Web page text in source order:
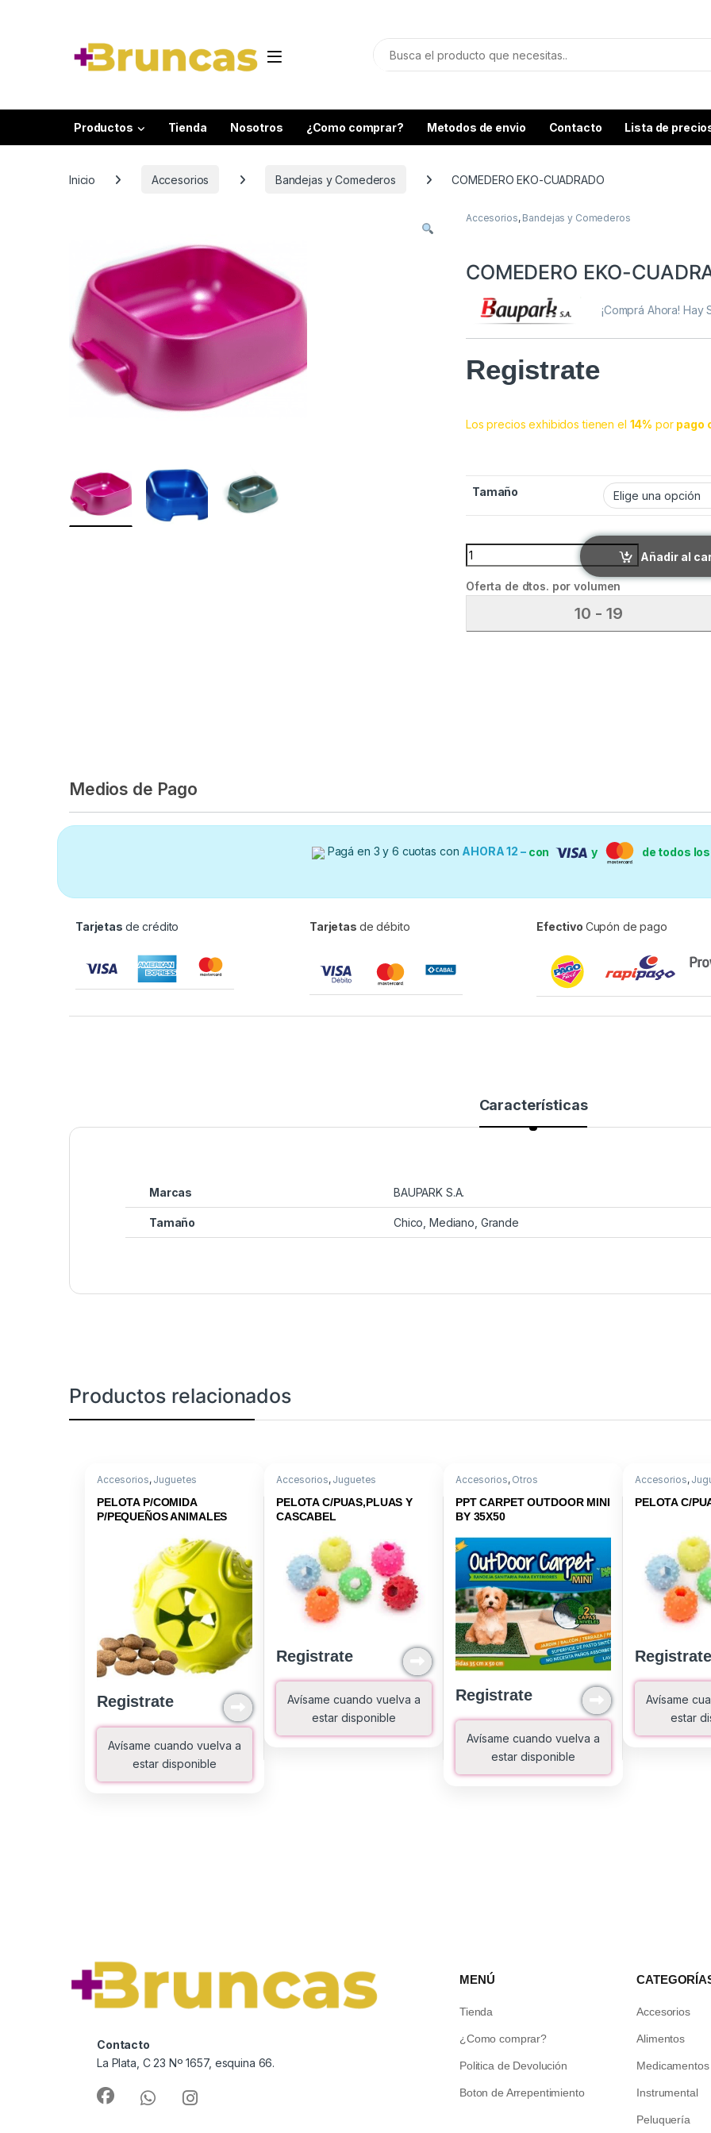
Productos Tienda Nosotros ¿Como comprar? Metodos de envio Contacto Lista de
Inicio Accesorios Bandejas y Comederos COMEDERO EKO-CUADRADO
Accesorios, Bandejas y Comederos
COMEDERO EKO-
¡Comprá Ahora! Hay
Registrate
Los precios exhibidos tienen el 14% por pago
Tamaño
COMEDERO EKO-CUADRADO quantity
Añadir al
Oferta de dtos. por volumen
10 - 19
Medios de Pago
Pagá en 3 y 6 cuotas con AHORA 12 – con y de todos
Tarjetas de crédito Tarjetas de débito Efectivo Cupón de pago
Características
Marcas BAUPARK S.A.
Tamaño Chico, Mediano, Grande
Productos relacionados
Accesorios, Juguetes
PELOTA P/COMIDA
P/PEQUEÑOS ANIMALES
Registrate
Avísame cuando vuelva a
estar disponible
Accesorios, Juguetes
PELOTA C/PUAS,PLUAS Y
CASCABEL
Registrate
Avísame cuando vuelva a
estar disponible
Accesorios, Otros
PPT CARPET OUTDOOR MINI
BY 35X50
Registrate
Avísame cuando vuelva a
estar disponible
Accesorios,
PELOTA C/
Registrate
Avísame
estar
Contacto
La Plata, C 23 Nº 1657, esquina 66.
MENÚ
Tienda
¿Como comprar?
Politica de Devolución
Boton de Arrepentimiento
Accesorios
Alimentos
Medicamentos
Instrumental
Peluquería